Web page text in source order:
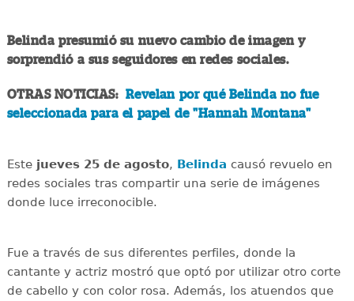
Belinda presumió su nuevo cambio de imagen y
sorprendió a sus seguidores en redes sociales.
OTRAS NOTICIAS: Revelan por qué Belinda no fue
seleccionada para el papel de "Hannah Montana"
Este jueves 25 de agosto, Belinda causó revuelo en
redes sociales tras compartir una serie de imágenes
donde luce irreconocible.
Fue a través de sus diferentes perfiles, donde la
cantante y actriz mostró que optó por utilizar otro corte
de cabello y con color rosa. Además, los atuendos que